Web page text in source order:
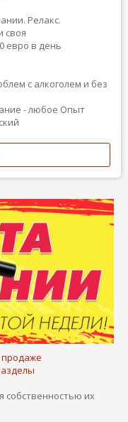
Релакс.
своя
евро в день
с алкоголем и без
- любое Опыт
собственностью их